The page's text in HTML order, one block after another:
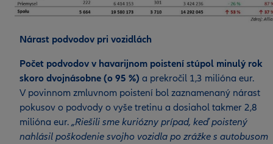
Nárast podvodov pri vozidlách
Počet podvodov v havarijnom poistení stúpol minulý rok
skoro dvojnásobne (o 95 %) a prekročil 1,3 milióna eur.
V povinnom zmluvnom poistení bol zaznamenaný nárast
pokusov o podvody o vyše tretinu a dosiahol takmer 2,8
milióna eur. „Riešili sme kuriózny prípad, keď poistený
nahlásil poškodenie svojho vozidla po zrážke s autobusom